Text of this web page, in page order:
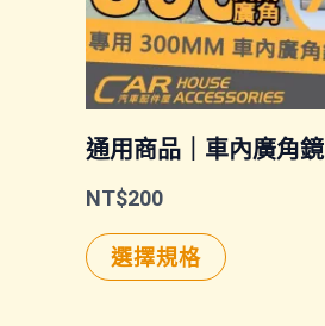
通用商品｜車內廣角鏡
NT$200
選擇規格
此